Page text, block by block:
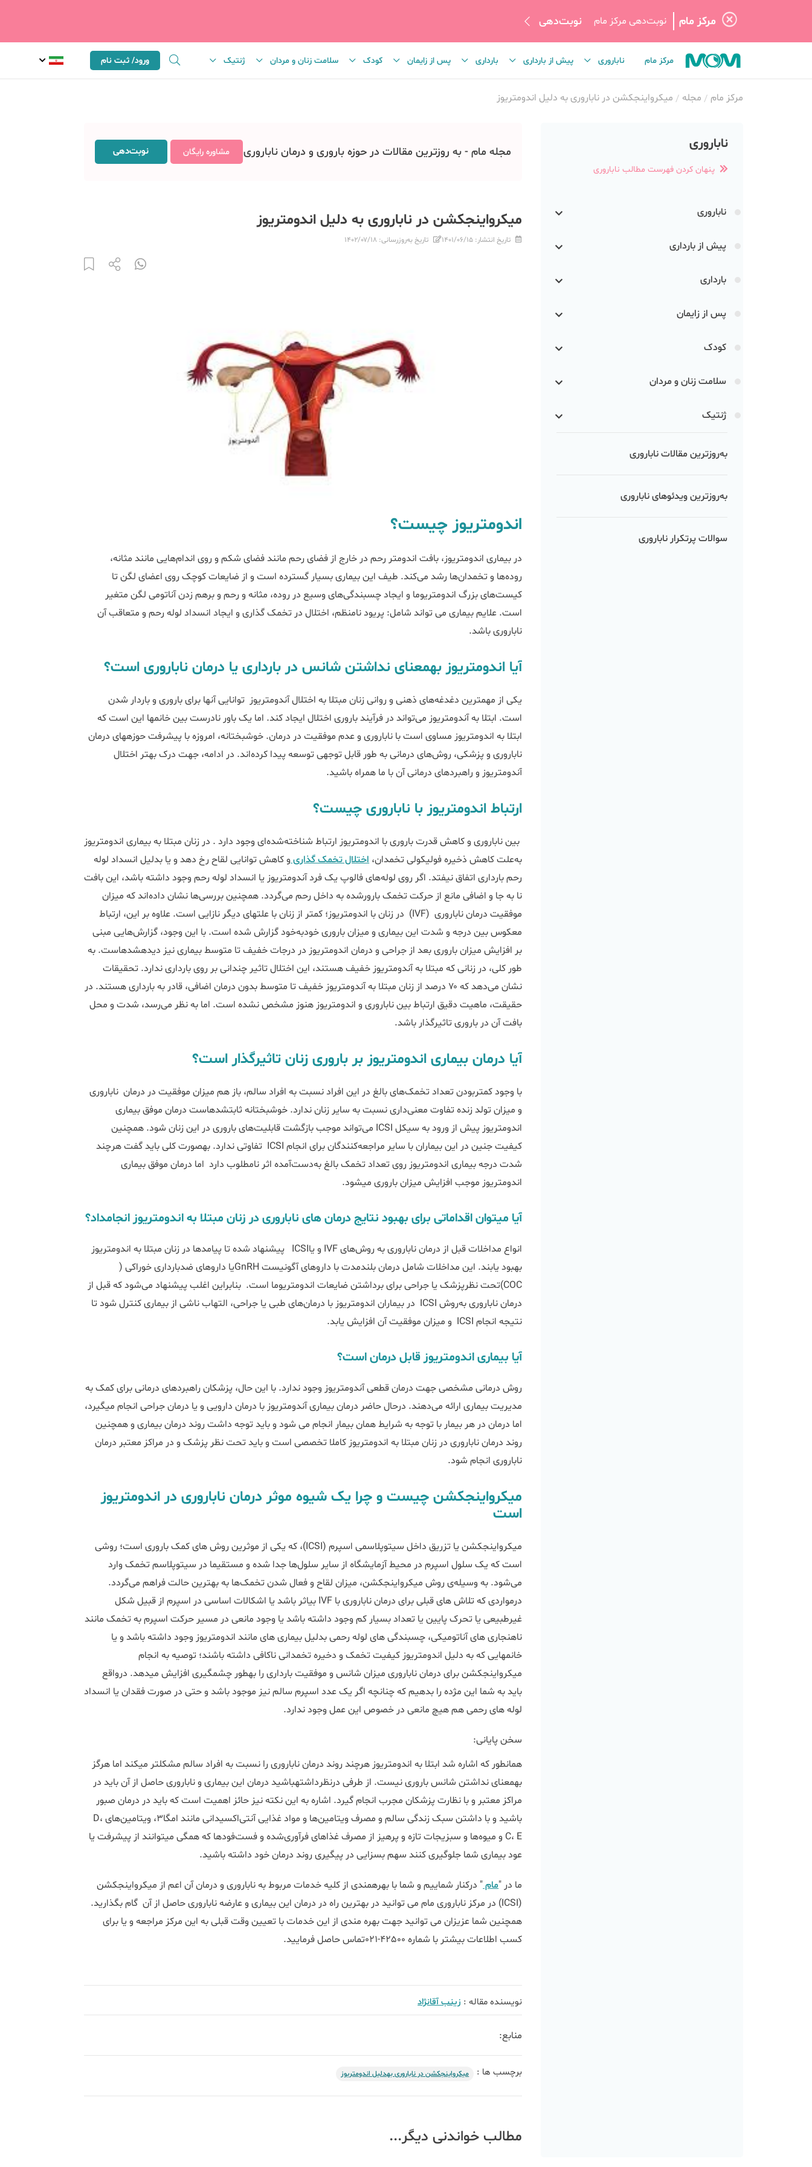
مرکز مام نوبت‌دهی مرکز مام نوبت‌دهی
مرکز مام ناباروری پیش از بارداری بارداری پس از زایمان کودک سلامت زنان و مردان ژنتیک ورود/ ثبت نام
مرکز مام مجله میکرواینجکشن در ناباروری به دلیل اندومتریوز
ناباروری
پنهان کردن فهرست مطالب ناباروری
ناباروری
پیش از بارداری
بارداری
پس از زایمان
کودک
سلامت زنان و مردان
ژنتیک
به‌روزترین مقالات ناباروری
به‌روزترین ویدئوهای ناباروری
سوالات پرتکرار ناباروری
مجله مام - به روزترین مقالات در حوزه باروری و درمان ناباروری مشاوره رایگان نوبت‌دهی
میکرواینجکشن در ناباروری به دلیل اندومتریوز
تاریخ انتشار: ۱۴۰۱/۰۶/۱۵ تاریخ به‌روزرسانی: ۱۴۰۲/۰۷/۱۸
اندومتریوز چیست؟
در بیماری اندومتریوز، بافت اندومتر رحم در خارج از فضای رحم مانند فضای شکم و روی اندام‌هایی مانند مثانه،
روده‌ها و تخمدان‌ها رشد می‌کند. طیف این بیماری بسیار گسترده است و از ضایعات کوچک روی اعضای لگن تا
کیست‌های بزرگ اندومتریوما و ایجاد چسبندگی‌های وسیع در روده، مثانه و رحم و برهم ‌زدن آناتومی لگن متغیر
است. علایم بیماری می تواند شامل: پریود نامنظم، اختلال در تخمک گذاری و ایجاد انسداد لوله رحم و متعاقب آن
ناباروری باشد.
آیا اندومتریوز به‎معنای نداشتن شانس در بارداری یا درمان ناباروری است؟
یکی از مهمترین دغدغه‌های ذهنی و روانی زنان مبتلا به اختلال آندومتریوز توانایی آنها برای باروری و باردار شدن
است. ابتلا به آندومتریوز می‌تواند در فرآیند باروری اختلال ایجاد کند. اما یک باور نادرست بین خانم‎ها این است که
ابتلا به اندومتریوز مساوی است با ناباروری و عدم موفقیت در درمان. خوشبختانه، امروزه با پیشرفت حوزه‎های درمان
ناباروری و پزشکی، روش‌‌های درمانی به طور قابل توجهی توسعه پیدا کرده‌اند. در ادامه، جهت درک بهتر اختلال
آندومتریوز و راهبردهای درمانی آن با ما همراه باشید.
ارتباط اندومتریوز با ناباروری چیست؟
بین ناباروری و کاهش قدرت باروری با اندومتریوز ارتباط شناخته‌شده‌ای وجود دارد . در زنان مبتلا به بیماری اندومتریوز
به‌علت کاهش ذخیره فولیکولی تخمدان،اختلال تخمک گذاریو کاهش توانایی لقاح رخ دهد و یا بدلیل انسداد لوله
رحم بارداری اتفاق نیفتد. اگر روی لوله‌های فالوپ یک فرد آندومتریوز یا انسداد لوله رحم وجود داشته باشد، این بافت
نا به جا و اضافی مانع از حرکت تخمک بارورشده به داخل رحم می‌گردد. همچنین بررسی‌ها نشان داده‌اند که میزان
موفقیت درمان ناباروری (IVF) در زنان با اندومتریوز؛ کمتر از زنان با علت‎های دیگر نازایی است. علاوه بر این، ارتباط
معکوس بین درجه و شدت این بیماری و میزان باروری خودبه‌خود گزارش شده است. با این وجود، گزارش‌هایی مبنی
بر افزایش میزان باروری بعد از جراحی و درمان اندومتریوز در درجات خفیف تا متوسط بیماری نیز دیده‎شده‎است. به
طور کلی، در زنانی که مبتلا به آندومتریوز خفیف هستند، این اختلال تاثیر چندانی بر روی بارداری ندارد. تحقیقات
نشان می‌دهد که ۷۰ درصد از زنان مبتلا به آندومتریوز خفیف تا متوسط بدون درمان اضافی، قادر به بارداری هستند. در
حقیقت، ماهیت دقیق ارتباط بین ناباروری و اندومتریوز هنوز مشخص نشده است. اما به نظر می‌رسد، شدت و محل
بافت آن در باروری تاثیرگذار باشد.
آیا درمان بیماری اندومتریوز بر باروری زنان تاثیرگذار است؟
‌با وجود کمتربودن تعداد تخمک‌های بالغ در این افراد نسبت به افراد سالم، باز هم میزان موفقیت در درمان ناباروری
و میزان تولد زنده تفاوت معنی‌داری نسبت به سایر زنان ندارد. خوشبختانه ثابت‎شده‎است درمان موفق بیماری
اندومتریوز پیش از ورود به سیکل ICSI می‌تواند موجب بازگشت قابلیت‌های باروری در این زنان شود. هم‎چنین
کیفیت جنین در این بیماران با سایر مراجعه‌کنندگان برای انجام ICSI تفاوتی ندارد. به‎صورت کلی باید گفت هر‎چند
شدت درجه بیماری اندومتریوز روی تعداد تخمک بالغ به‌دست‌آمده اثر نامطلوب دارد اما درمان موفق بیماری
اندومتریوز موجب افزایش میزان باروری می‎شود.
آیا می‎توان اقداماتی برای بهبود نتایج درمان های ناباروری در زنان مبتلا به اندومتریوز انجام‎داد؟
انواع مداخلات قبل از درمان ناباروری به روش‌های IVF و یاICSI پیشنهاد شده تا پیامدها در زنان مبتلا به اندومتریوز
بهبود یابند. این مداخلات شامل درمان بلندمدت با داروهای آگونيست GnRHیا داروهای ضد‎بارداری خوراکی (
COC)تحت نظرپزشک یا جراحی برای برداشتن ضایعات اندومتریوما است. بنابراین اغلب پیشنهاد می‌شود که قبل از
درمان ناباروری به‌روش ICSI در بیماران اندومتریوز با درمان‌های طبی یا جراحی، التهاب ناشی از بیماری کنترل شود تا
نتیجه انجام ICSI و میزان موفقیت آن افزایش یابد.
آیا بیماری اندومتریوز قابل درمان است؟
روش درمانی مشخصی جهت درمان قطعی آندومتریوز وجود ندارد. با این حال، پزشکان راهبردهای درمانی برای کمک به
مدیریت بیماری ارائه می‌دهند. درحال حاضر درمان بیماری آندومتریوز با درمان دارویی و یا درمان جراحی انجام می‎گیرد،
اما درمان در هر بیمار با توجه به شرایط همان بیمار انجام می شود و باید توجه داشت روند درمان بیماری و هم‎چنین
روند درمان ناباروری در زنان مبتلا به اندومتریوز کاملا تخصصی است و باید تحت نظر پزشک و در مراکز معتبر درمان
ناباروری انجام شود.
میکرواینجکشن چیست و چرا یک شیوه موثر درمان ناباروری در اندومتریوز
است
میکرواینجکشن یا تزریق داخل سیتوپلاسمی اسپرم (ICSI)، که یکی از موثرین روش های کمک باروری است؛ روشی
است که یک سلول اسپرم در محیط آزمایشگاه از سایر سلول‌ها جدا شده و مستقیما در سیتوپلاسم تخمک وارد
می‌شود. به وسیله‌ی روش میکرواینجکشن، میزان لقاح و فعال شدن تخمک‌ها به بهترین حالت فراهم می‌گردد.
درمواردی که تلاش های قبلی برای درمان ناباروری با IVF بی‎اثر باشد یا اشکالات اساسی در اسپرم از قبیل شکل
غیرطبیعی یا تحرک پایین یا تعداد بسیار کم وجود داشته باشد یا وجود مانعی در مسیر حرکت اسپرم به تخمک مانند
ناهنجاری های آناتومیکی، چسبندگی های لوله رحمی بدلیل بیماری های مانند اندومتریوز وجود داشته باشد و یا
خانم‎هایی که به دلیل اندومتریوز کیفیت تخمک و دخیره تخمدانی ناکافی داشته باشند؛ توصیه به انجام
میکرواینجکشن برای درمان ناباروری میزان شانس و موفقیت بارداری را به‎طور چشمگیری افزایش می‎دهد. درواقع
باید به شما این مژده را بدهیم که چنانچه اگر یک عدد اسپرم سالم نیز موجود باشد و حتی در صورت فقدان یا انسداد
لوله های رحمی هم هیچ مانعی در خصوص این عمل وجود ندارد.
سخن پایانی:
همانطور که اشاره شد ابتلا به اندومتریوز هرچند روند درمان ناباروری را نسبت به افراد سالم مشکل‎تر می‎کند اما هرگز
به‎معنای نداشتن شانس باروری نیست. از طرفی درنظر‎داشته‎باشید درمان این بیماری و ناباروری حاصل از آن باید در
مراکز معتبر و با نظارت پزشکان مجرب انجام گیرد. اشاره به این نکته نیز حائز اهمیت است که باید در درمان صبور
باشید و با داشتن سبک زندگی سالم و مصرف ویتامین‌ها و مواد غذایی آنتی‌اکسیدانی مانند امگا۳، ویتامین‌های D،
C، E و میوه‌ها و سبزیجات تازه و پرهیز از مصرف غذاهای فرآوری‌شده و فست‌فودها که همگی می‎توانند از پیشرفت یا
عود بیماری شما جلوگیری کنند سهم بسزایی در پیگیری روند درمان خود داشته باشید.
ما در "مام
" درکنار شماییم و شما با بهره‎مندی از کلیه خدمات مربوط به ناباروری و درمان آن اعم از میکرواینجکشن
(ICSI) در مرکز ناباروری مام می توانید در بهترین راه در درمان این بیماری و عارضه ناباروری حاصل از آن گام بگذارید.
هم‎چنین شما عزیزان می توانید جهت بهره مندی از این خدمات با تعیین وقت قبلی به این مرکز مراجعه و یا برای
کسب اطلاعات بیشتر با شماره 42500-021تماس حاصل فرمایید.
نویسنده مقاله : زینب آقانژاد
منابع:
برچسب ها : میکرواینجکشن در ناباروری به‎دلیل اندومتریوز
مطالب خواندنی دیگر...